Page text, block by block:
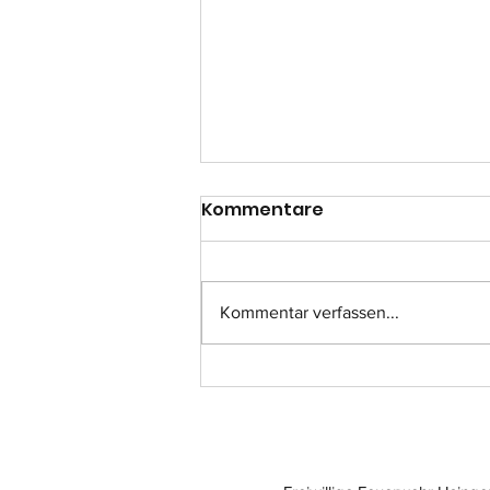
Einsatz-Nr.: 057
Kommentare
Kommentar verfassen...